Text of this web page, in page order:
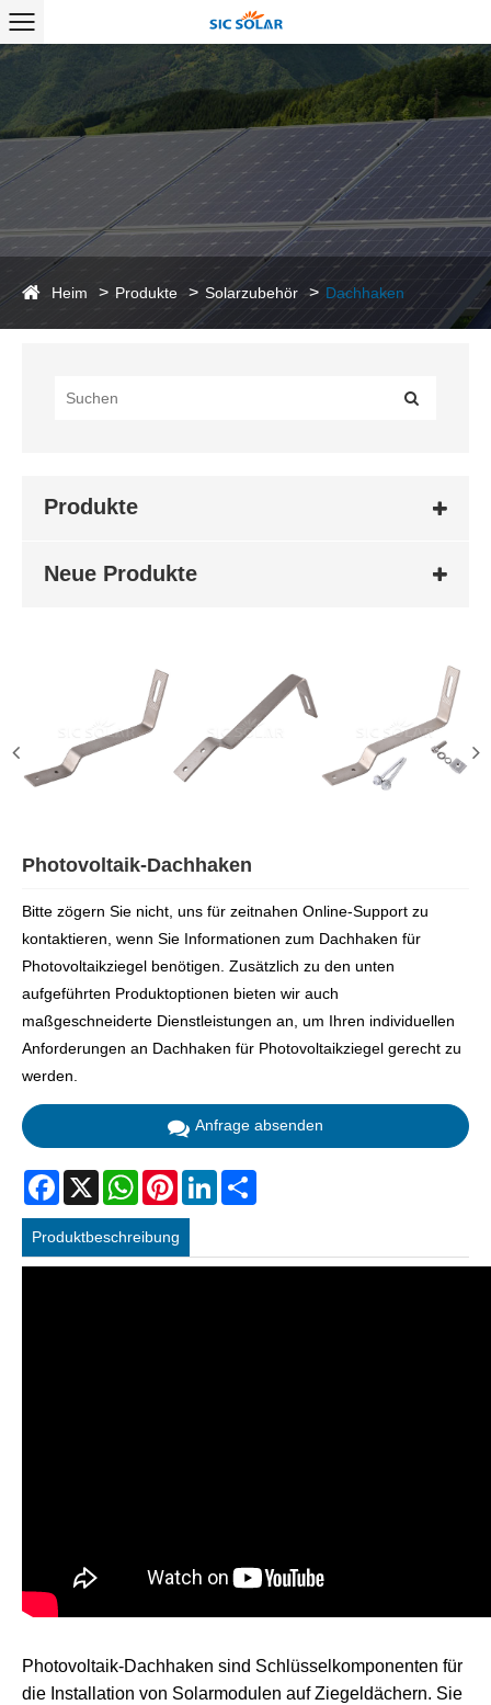
Heim Produkte Solarzubehör Dachhaken
Produkte
Neue Produkte
Photovoltaik-Dachhaken
Bitte zögern Sie nicht, uns für zeitnahen Online-Support zu
kontaktieren, wenn Sie Informationen zum Dachhaken für
Photovoltaikziegel benötigen. Zusätzlich zu den unten
aufgeführten Produktoptionen bieten wir auch
maßgeschneiderte Dienstleistungen an, um Ihren individuellen
Anforderungen an Dachhaken für Photovoltaikziegel gerecht zu
werden.
Anfrage absenden
Facebook
X WhatsAppPinterestLinkedIn
Produktbeschreibung
Photovoltaik-Dachhaken sind Schlüsselkomponenten für
die Installation von Solarmodulen auf Ziegeldächern. Sie